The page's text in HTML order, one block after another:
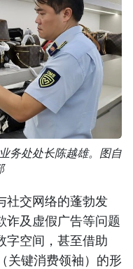
务处处长陈越雄。图自
交网络的蓬勃发
诈及虚假广告等问题
字空间，甚至借助
关键消费领袖）的形